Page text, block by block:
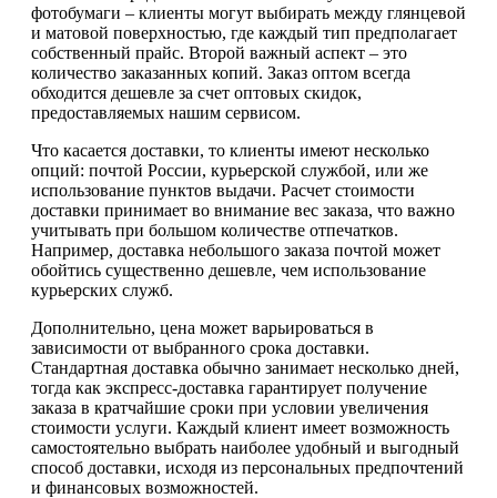
фотобумаги – клиенты могут выбирать между глянцевой
и матовой поверхностью, где каждый тип предполагает
собственный прайс. Второй важный аспект – это
количество заказанных копий. Заказ оптом всегда
обходится дешевле за счет оптовых скидок,
предоставляемых нашим сервисом.
Что касается доставки, то клиенты имеют несколько
опций: почтой России, курьерской службой, или же
использование пунктов выдачи. Расчет стоимости
доставки принимает во внимание вес заказа, что важно
учитывать при большом количестве отпечатков.
Например, доставка небольшого заказа почтой может
обойтись существенно дешевле, чем использование
курьерских служб.
Дополнительно, цена может варьироваться в
зависимости от выбранного срока доставки.
Стандартная доставка обычно занимает несколько дней,
тогда как экспресс-доставка гарантирует получение
заказа в кратчайшие сроки при условии увеличения
стоимости услуги. Каждый клиент имеет возможность
самостоятельно выбрать наиболее удобный и выгодный
способ доставки, исходя из персональных предпочтений
и финансовых возможностей.